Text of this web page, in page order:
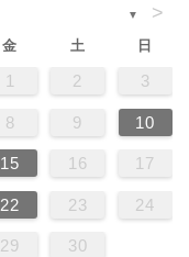
▼ >
金 土 日
1 2 3
8 9 10
15 16 17
22 23 24
29 30